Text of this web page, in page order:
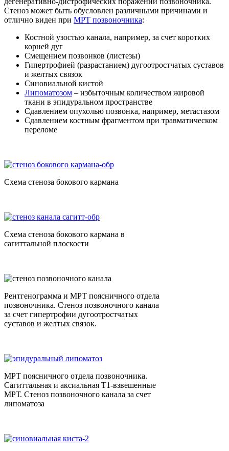
Стеноз может быть обусловлен различными причинами и
отлично виден при МРТ позвоночника:
Костной узостью канала, например, за счет коротких
корней дуг
Смещением позвонков (листезы)
Гипертрофией (разрастанием) дугоотростчатых суставов
и желтых связок
Синовиальной кистой
Липоматозом – избыточным количеством жировой
ткани в эпидуральном пространстве
Сдавлением опухолью позвонка, например, метастазом
Сдавлением костным фрагментом при травматическом
переломе
Схема стеноза бокового кармана
Схема стеноза бокового кармана в
сагиттальной плоскости
Рентгенограмма и МРТ поясничного отдела
позвоночника. Стеноз позвоночного канала
за счет гипертрофии дугоотростчатых
суставов и желтых связок.
МРТ поясничного отдела позвоночника.
Сагиттальная и аксиальная Т1-взвешенные
МРТ. Стеноз позвоночного канала за счет
липоматоза